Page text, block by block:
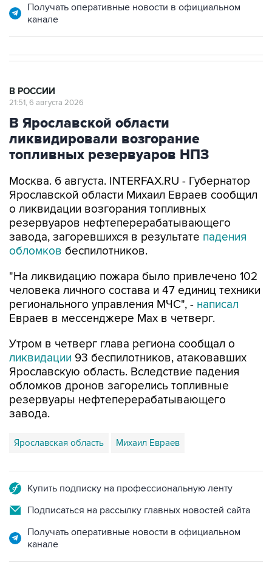
Получать оперативные новости в официальном
канале
В РОССИИ
21:51, 6 августа 2026
В Ярославской области
ликвидировали возгорание
топливных резервуаров НПЗ
Москва. 6 августа. INTERFAX.RU - Губернатор
Ярославской области Михаил Евраев сообщил
о ликвидации возгорания топливных
резервуаров нефтеперерабатывающего
завода, загоревшихся в результате падения
обломков беспилотников.
"На ликвидацию пожара было привлечено 102
человека личного состава и 47 единиц техники
регионального управления МЧС", - написал
Евраев в мессенджере Мах в четверг.
Утром в четверг глава региона сообщал о
ликвидации 93 беспилотников, атаковавших
Ярославскую область. Вследствие падения
обломков дронов загорелись топливные
резервуары нефтеперерабатывающего
завода.
Ярославская область Михаил Евраев
Купить подписку на профессиональную ленту
Подписаться на рассылку главных новостей сайта
Получать оперативные новости в официальном
канале